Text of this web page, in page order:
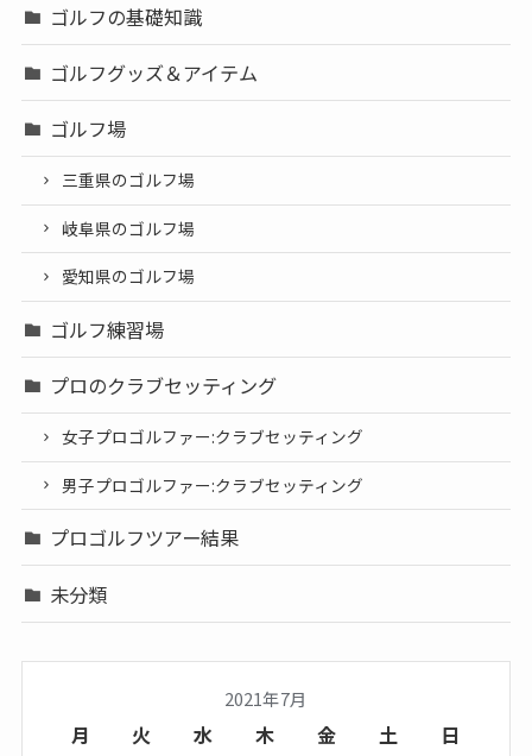
ゴルフの基礎知識
ゴルフグッズ＆アイテム
ゴルフ場
三重県のゴルフ場
岐阜県のゴルフ場
愛知県のゴルフ場
ゴルフ練習場
プロのクラブセッティング
女子プロゴルファー:クラブセッティング
男子プロゴルファー:クラブセッティング
プロゴルフツアー結果
未分類
2021年7月
月 火 水 木 金 土 日